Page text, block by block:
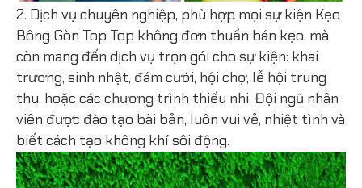
2. Dịch vụ chuyên nghiệp, phù hợp mọi sự kiện Kẹo
Bông Gòn Top Top không đơn thuần bán kẹo, mà
còn mang đến dịch vụ trọn gói cho sự kiện: khai
trương, sinh nhật, đám cưới, hội chợ, lễ hội trung
thu, hoặc các chương trình thiếu nhi. Đội ngũ nhân
viên được đào tạo bài bản, luôn vui vẻ, nhiệt tình và
biết cách tạo không khí sôi động.